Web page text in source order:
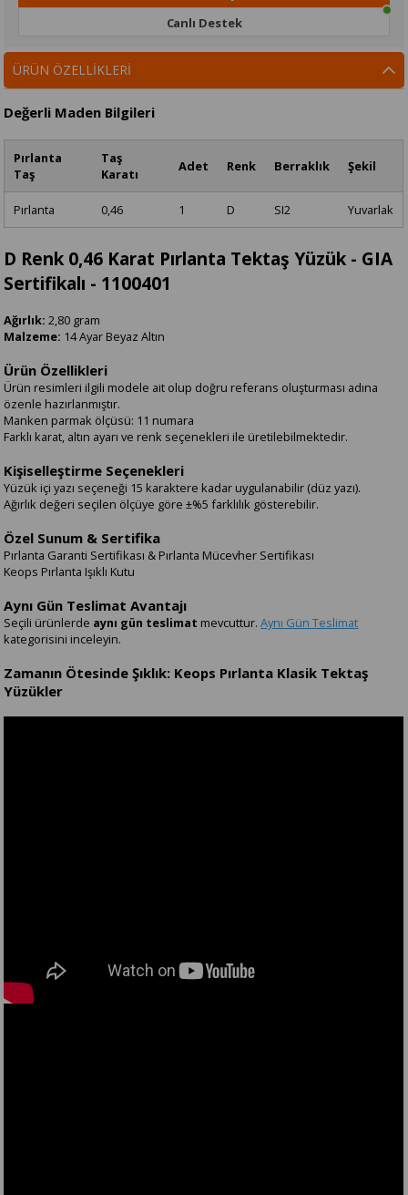
Canlı Destek
ÜRÜN ÖZELLIKLERI
Değerli Maden Bilgileri
Pırlanta
Taş
Taş
Karatı
Adet Renk Berraklık Şekil
Pırlanta 0,46 1 D SI2 Yuvarlak
D Renk 0,46 Karat Pırlanta Tektaş Yüzük - GIA
Sertifikalı - 1100401
Ağırlık: 2,80 gram
Malzeme: 14 Ayar Beyaz Altın
Ürün Özellikleri
Ürün resimleri ilgili modele ait olup doğru referans oluşturması adına
özenle hazırlanmıştır.
Manken parmak ölçüsü: 11 numara
Farklı karat, altın ayarı ve renk seçenekleri ile üretilebilmektedir.
Kişiselleştirme Seçenekleri
Yüzük içi yazı seçeneği 15 karaktere kadar uygulanabilir (düz yazı).
Ağırlık değeri seçilen ölçüye göre ±%5 farklılık gösterebilir.
Özel Sunum & Sertifika
Pırlanta Garanti Sertifikası & Pırlanta Mücevher Sertifikası
Keops Pırlanta Işıklı Kutu
Aynı Gün Teslimat Avantajı
Seçili ürünlerde aynı gün teslimat mevcuttur.Aynı Gün Teslimat
kategorisini inceleyin.
Zamanın Ötesinde Şıklık: Keops Pırlanta Klasik Tektaş
Yüzükler